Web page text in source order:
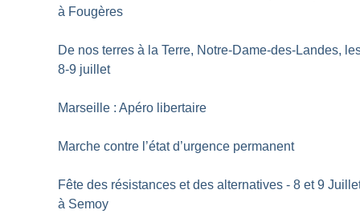
à Fougères
De nos terres à la Terre, Notre-Dame-des-Landes,
8-9 juillet
Marseille : Apéro libertaire
Marche contre l’état d’urgence permanent
Fête des résistances et des alternatives - 8 et 9
à Semoy